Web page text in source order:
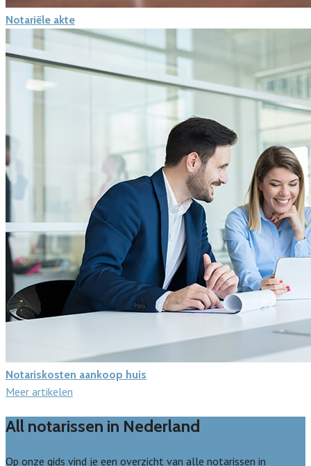
Notariële akte
Notariskosten aankoop huis
Meer artikelen
All notarissen in Nederland
Op onze gids vind je een overzicht van alle notarissen in